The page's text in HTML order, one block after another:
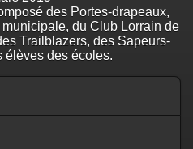
des Portes-drapeaux,
du Club Lorrain de
Trailblazers, des Sapeurs-
élèves des écoles.